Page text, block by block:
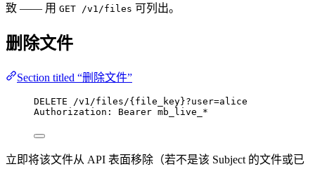
致 —— 用 GET /v1/files 可列出。
删除文件
Section titled “删除文件”
DELETE /v1/files/{file_key}?user=alice
Authorization : Bearer mb_live_*
立即将该文件从 API 表面移除（若不是该 Subject 的文件或已